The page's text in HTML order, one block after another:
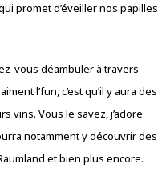
promet d’éveiller nos papilles
vous déambuler à travers
l’fun, c’est qu’il y aura des
vins. Vous le savez, j’adore
notamment y découvrir des
et bien plus encore.